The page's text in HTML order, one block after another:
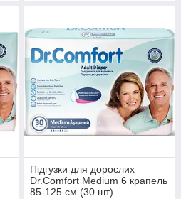
Підгузки для дорослих
Dr.Comfort Medium 6 крапель
85-125 см (30 шт)